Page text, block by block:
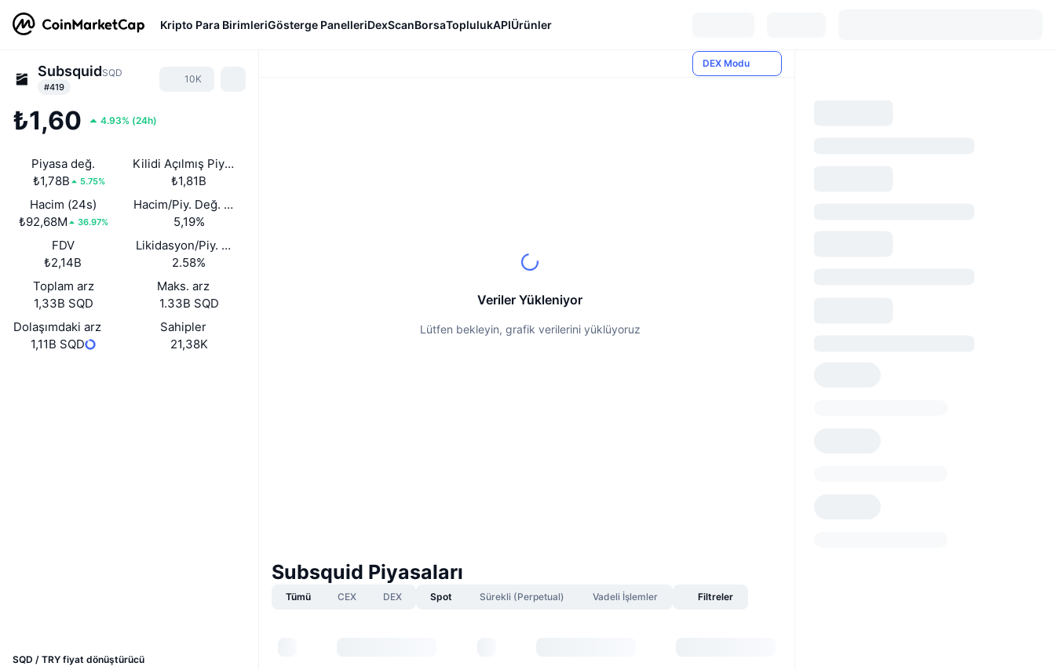
Kripto Para BirimleriGösterge PanelleriDexScanBorsaToplulukAPIÜrünler
SubsquidSQD
#419
10K
₺1,60 4.93% (24h)
Piyasa değ.
₺1,78B
5.75%
Kilidi Açılmış Piyasa Değeri
₺1,81B
Hacim (24s)
₺92,68M
36.97%
Hacim/Piy. Değ. (24s)
5,19%
FDV
₺2,14B
Likidasyon/Piy. Değ.
2.58%
Toplam arz
1,33B SQD
Maks. arz
1.33B SQD
Dolaşımdaki arz
1,11B SQD
Sahipler
21,38K
SQD / TRY fiyat dönüştürücü
DEX Modu
Veriler Yükleniyor
Lütfen bekleyin, grafik verilerini yüklüyoruz
Subsquid Piyasaları
Tümü CEX DEX Spot Sürekli (Perpetual) Vadeli İşlemler Filtreler